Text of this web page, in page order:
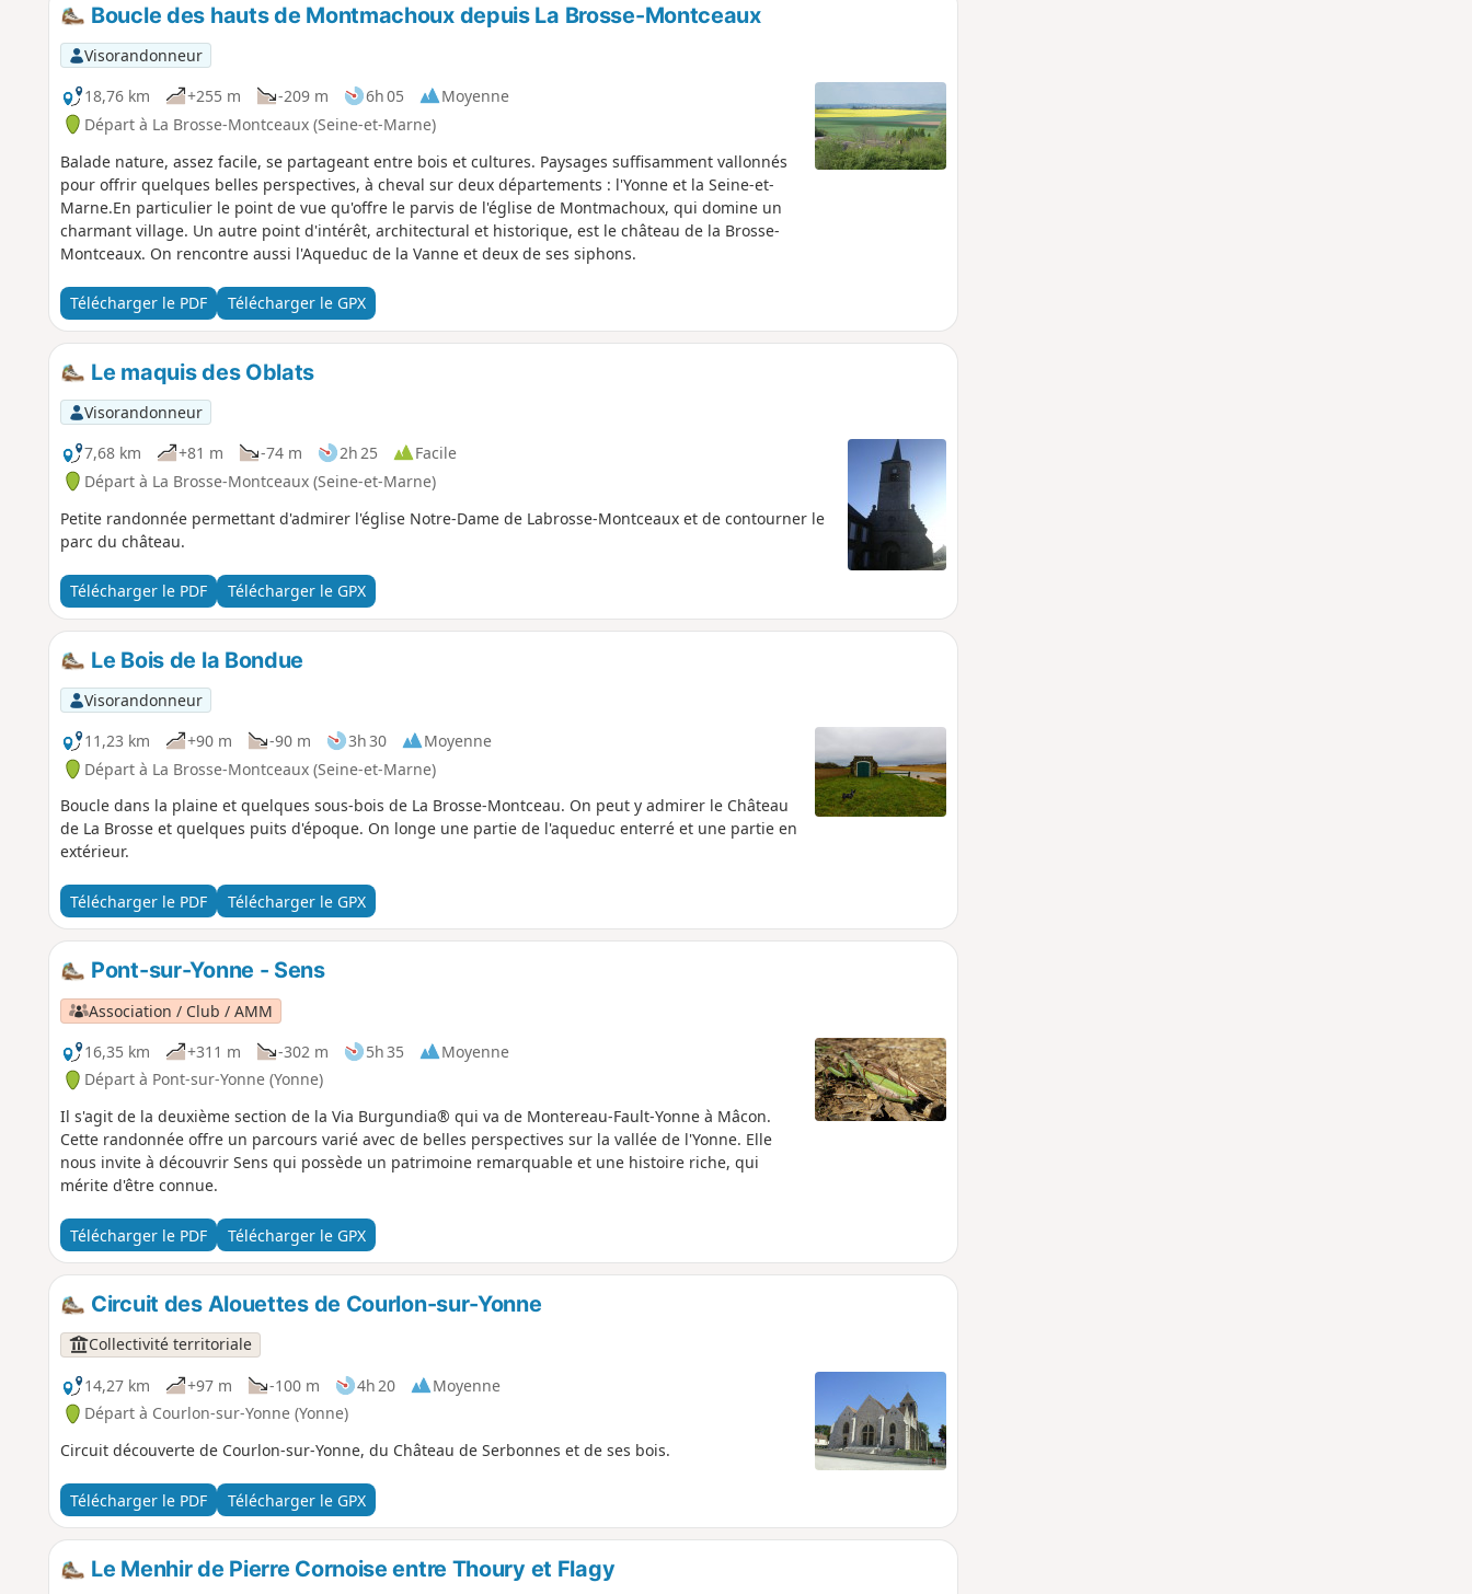
Boucle des hauts de Montmachoux depuis La Brosse-Montceaux
Visorandonneur
18,76 km
+255 m -209 m 6h 05
Moyenne
Départ à La Brosse-Montceaux (Seine-et-Marne)
Balade nature, assez facile, se partageant entre bois et cultures. Paysages suffisamment vallonnés
pour offrir quelques belles perspectives, à cheval sur deux départements : l'Yonne et la Seine-et-
Marne.En particulier le point de vue qu'offre le parvis de l'église de Montmachoux, qui domine un
charmant village. Un autre point d'intérêt, architectural et historique, est le château de la Brosse-
Montceaux. On rencontre aussi l'Aqueduc de la Vanne et deux de ses siphons.
Télécharger le PDF Télécharger le GPX
Le maquis des Oblats
Visorandonneur
7,68 km
+81 m -74 m 2h 25
Facile
Départ à La Brosse-Montceaux (Seine-et-Marne)
Petite randonnée permettant d'admirer l'église Notre-Dame de Labrosse-Montceaux et de contourner le
parc du château.
Télécharger le PDF Télécharger le GPX
Le Bois de la Bondue
Visorandonneur
11,23 km
+90 m -90 m 3h 30
Moyenne
Départ à La Brosse-Montceaux (Seine-et-Marne)
Boucle dans la plaine et quelques sous-bois de La Brosse-Montceau. On peut y admirer le Château
de La Brosse et quelques puits d'époque. On longe une partie de l'aqueduc enterré et une partie en
extérieur.
Télécharger le PDF Télécharger le GPX
Pont-sur-Yonne - Sens
Association / Club / AMM
16,35 km
+311 m -302 m 5h 35
Moyenne
Départ à Pont-sur-Yonne (Yonne)
Il s'agit de la deuxième section de la Via Burgundia® qui va de Montereau-Fault-Yonne à Mâcon.
Cette randonnée offre un parcours varié avec de belles perspectives sur la vallée de l'Yonne. Elle
nous invite à découvrir Sens qui possède un patrimoine remarquable et une histoire riche, qui
mérite d'être connue.
Télécharger le PDF Télécharger le GPX
Circuit des Alouettes de Courlon-sur-Yonne
Collectivité territoriale
14,27 km
+97 m -100 m 4h 20
Moyenne
Départ à Courlon-sur-Yonne (Yonne)
Circuit découverte de Courlon-sur-Yonne, du Château de Serbonnes et de ses bois.
Télécharger le PDF Télécharger le GPX
Le Menhir de Pierre Cornoise entre Thoury et Flagy